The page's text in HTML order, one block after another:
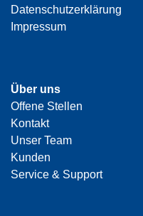
Datenschutzerklärung
Impressum
Über uns
Offene Stellen
Kontakt
Unser Team
Kunden
Service & Support